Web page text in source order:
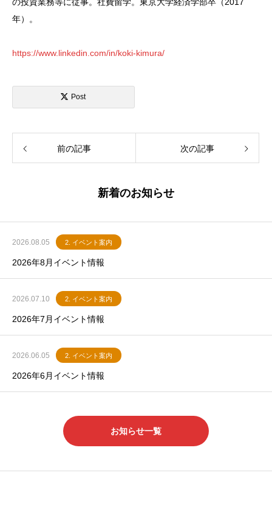
年）。
https://www.linkedin.com/in/koki-kimura/
Post
前の記事 次の記事
新着のお知らせ
2026.08.05 2. イベント案内
2026年8月イベント情報
2026.07.10 2. イベント案内
2026年7月イベント情報
2026.06.05 2. イベント案内
2026年6月イベント情報
お知らせ一覧